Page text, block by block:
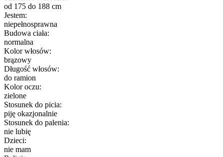
od 175 do 188 cm
Jestem:
niepełnosprawna
Budowa ciała:
normalna
Kolor włosów:
brązowy
Długość włosów:
do ramion
Kolor oczu:
zielone
Stosunek do picia:
piję okazjonalnie
Stosunek do palenia:
nie lubię
Dzieci:
nie mam